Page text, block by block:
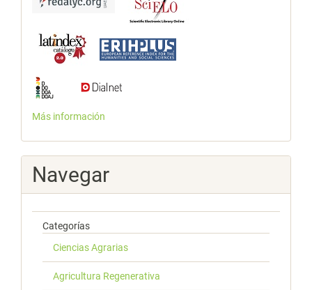
Más información
Navegar
Categorías
Ciencias Agrarias
Agricultura Regenerativa